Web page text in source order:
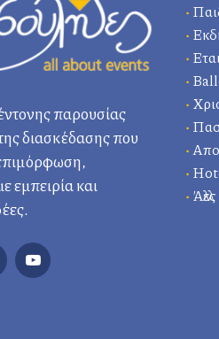
παρουσίας
διασκέδασης που
εμπειρία και
•
•
•
•
•
•
•
•
•